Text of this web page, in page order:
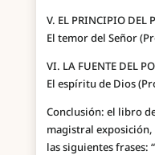
V. EL PRINCIPIO DEL
El temor del Señor
VI. LA FUENTE DEL
El espíritu de Dios
Conclusión: el libro
magistral
las siguientes frases: